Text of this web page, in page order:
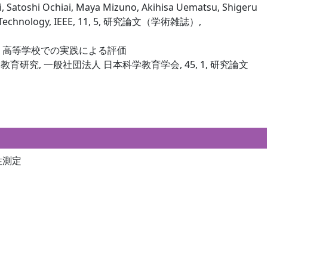
Satoshi Ochiai, Maya Mizuno, Akihisa Uematsu, Shigeru
IEEE, 11, 5, 研究論文（学術雑誌）,
等学校での実践による評価
育研究, 一般社団法人 日本科学教育学会, 45, 1, 研究論文
定